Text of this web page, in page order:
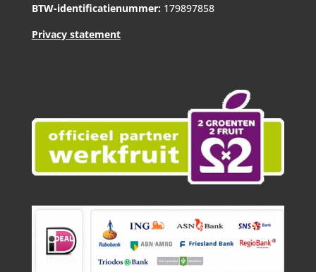
BTW-identificatienummer: 179897858
Privacy statement